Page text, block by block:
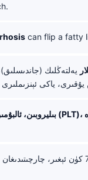
can flip a fatty
3-7 كۈن ئىسپىرتسىز تۇرۇپ، 5-7 كۈن